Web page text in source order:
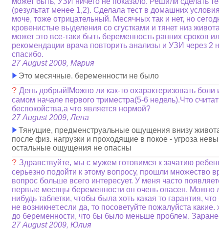
(результат менее 1,2). Сделала тест в домашних
моче, тоже отрицательный. Месячных так и нет, но
кровенистые выделения со сгустками и тянет низ
может это все-таки быть беременность ранних сроков
рекомендации врача повторить анализы и УЗИ через 2
спасибо.
27 August 2009, Мария
Это месячные. беременности не было
?День добрый!Можно ли как-то охарактеризовать
самом начале первого триместра(5-6 недель).Что
беспокойства,а что является нормой?
27 August 2009, Лена
Тянущие, предменструальные ощущения внизу
после физ. нагрузки и проходящие в покое - угроза
остальные ощущения не опасны
? Здравствуйте, мы с мужем готовимся к зачатию
серьезно подойти к этому вопросу, прошли множество
вопрос больше всего интересует. У меня часто
первые месяцы беременности он очень опасен. Можно
нибудь таблетки, чтобы была хоть какая то гарантия,
не возникнет.если да, то посоветуйте пожалуйста какие.
до беременности, что бы было меньше проблем.
27 August 2009, Юлия